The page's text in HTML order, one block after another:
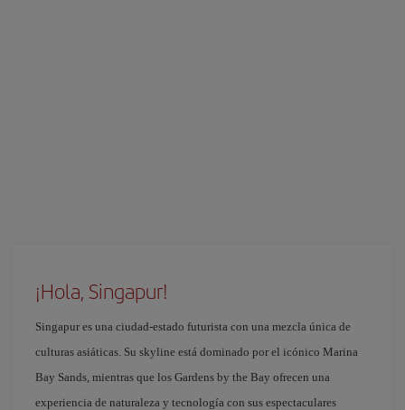
¡Hola, Singapur!
Singapur es una ciudad-estado futurista con una mezcla única de
culturas asiáticas. Su skyline está dominado por el icónico Marina
Bay Sands, mientras que los Gardens by the Bay ofrecen una
experiencia de naturaleza y tecnología con sus espectaculares